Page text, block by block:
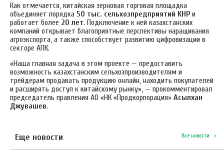
Как отмечается, китайская зерновая торговая площадка
объединяет порядка 50 тыс. сельхозпредприятий КНР и
работает более 20 лет. Подключение к ней казахстанских
компаний открывает благоприятные перспективы наращивания
агроэкспорта, а также способствует развитию цифровизации в
секторе АПК.
«Наша главная задача в этом проекте — предоставить
возможность казахстанским сельхозпроизводителям и
трейдерам продавать продукцию онлайн, находить покупателей
и расширять доступ к китайскому рынку», — прокомментировал
председатель правления АО «НК «Продкорпорация» Асылхан
Джувашев.
Еще новости Все новости